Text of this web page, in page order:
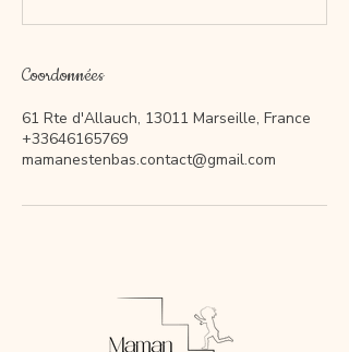
Coordonnées
61 Rte d'Allauch, 13011 Marseille, France
+33646165769
mamanestenbas.contact@gmail.com